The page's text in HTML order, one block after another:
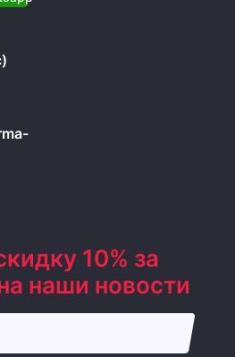
10% за
наши новости